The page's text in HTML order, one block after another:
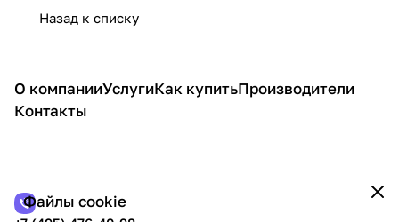
Назад к списку
Файлы cookie
О компанииУслугиКак купитьПроизводители
Контакты